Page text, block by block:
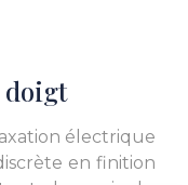
doigt
électrique
en finition